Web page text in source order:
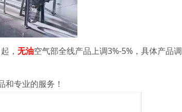
， 无油空气部全线产品上调3%-5%，具体产品调
专业的服务！